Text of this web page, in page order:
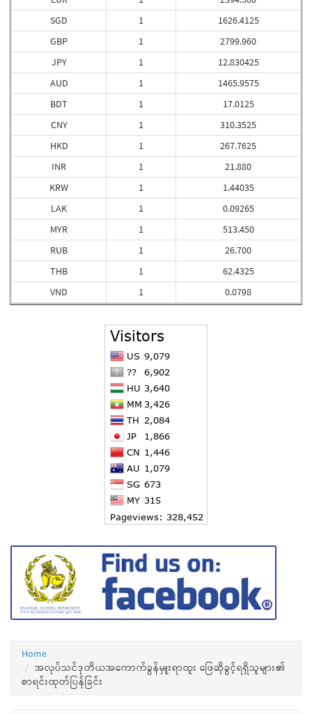
SGD
GBP
JPY
AUD
BDT
CNY
HKD
INR
KRW
LAK
MYR
RUB
THB
VND
1
1
1
1
1
1
1
1
1
1
1
1
1
1
1626.4125
2799.960
12.830425
1465.9575
17.0125
310.3525
267.7625
21.880
1.44035
0.09265
513.450
26.700
62.4325
0.0798
Home
အလုပ်သင်ဒုတိယအကောက်ခွန်မှူးရာထူး ဖြေဆိုခွင့်ရရှိသူများ၏
စာရင်းထုတ်ပြန်ခြင်း